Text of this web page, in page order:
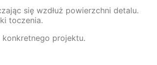
się wzdłuż powierzchni detalu.
toczenia.
projektu.